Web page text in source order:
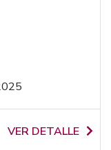
VER DETALLE